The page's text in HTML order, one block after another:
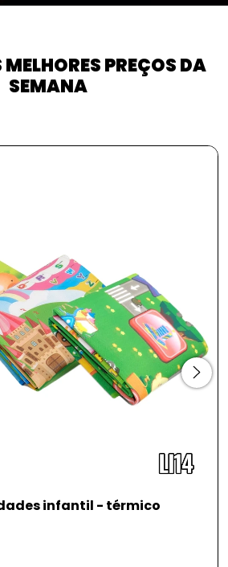
PREÇOS DA
SEMANA
em aço inox linha classic